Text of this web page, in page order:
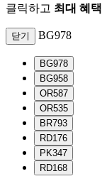
클릭하고 최대 혜택
닫기 BG978
BG978
BG958
OR587
OR535
BR793
RD176
PK347
RD168